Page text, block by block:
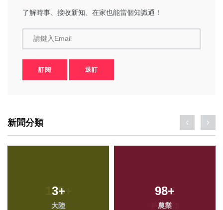
了解時事、接收新知、在家也能當個知識通！
請鍵入Email
訂閱 退訂
新聞分類
3+
大陸
98+
農業